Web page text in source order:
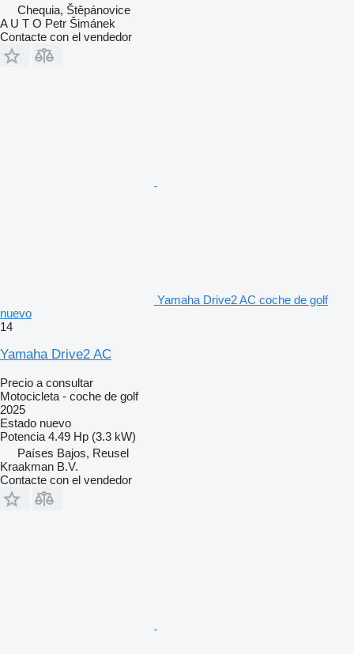
Chequia, Štěpánovice
A U T O Petr Šimánek
Contacte con el vendedor
Yamaha Drive2 AC coche de golf
nuevo
14
Yamaha Drive2 AC
Precio a consultar
Motocicleta - coche de golf
2025
Estado nuevo
Potencia 4.49 Hp (3.3 kW)
Países Bajos, Reusel
Kraakman B.V.
Contacte con el vendedor